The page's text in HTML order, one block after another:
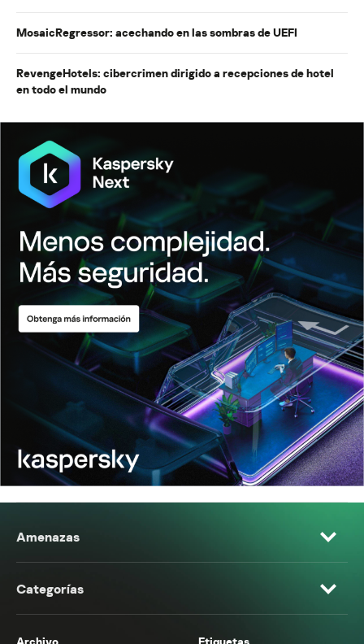
MosaicRegressor: acechando en las sombras de UEFI
RevengeHotels: cibercrimen dirigido a recepciones de hotel
en todo el mundo
Amenazas
Categorías